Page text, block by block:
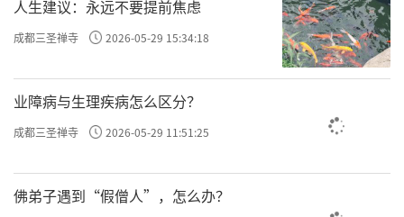
人生建议：永远不要提前焦虑
成都三圣禅寺 2026-05-29 15:34:18
业障病与生理疾病怎么区分？
成都三圣禅寺 2026-05-29 11:51:25
佛弟子遇到“假僧人”，怎么办？